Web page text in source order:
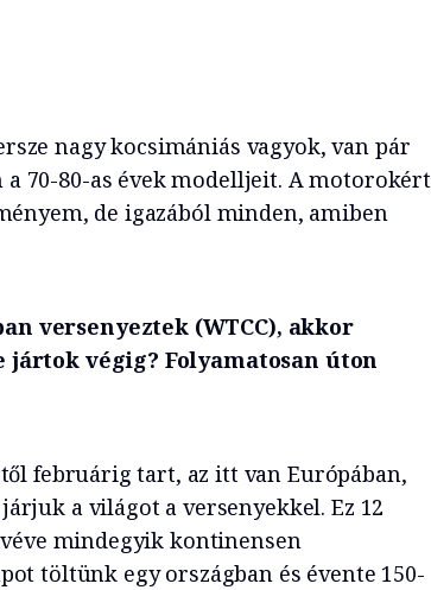
nagy kocsimániás vagyok, van pár
70-80-as évek modelljeit. A motorokért
de igazából minden, amiben
versenyeztek (WTCC), akkor
végig? Folyamatosan úton
februárig tart, az itt van Európában,
a világot a versenyekkel. Ez 12
mindegyik kontinensen
töltünk egy országban és évente 150-